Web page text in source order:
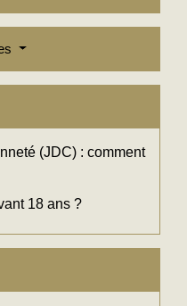
(JDC) : comment
18 ans ?